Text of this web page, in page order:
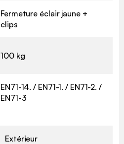
Fermeture éclair jaune +
clips
100 kg
EN71-14. / EN71-1. / EN71-2. /
EN71-3
Extérieur